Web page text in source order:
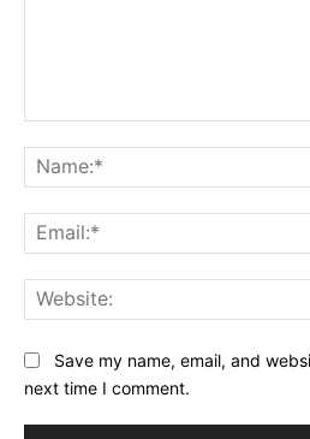
Save my name, email, and
next time I comment.